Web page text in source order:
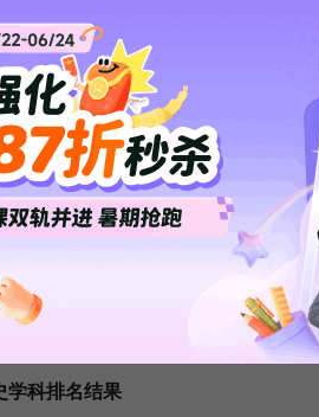
日关闭
需要注意一下调剂系统的关闭时间，还
2024年
学科排名结果